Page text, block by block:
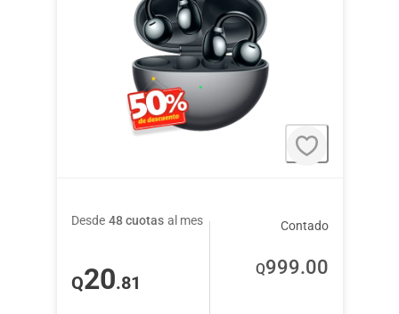
Desde 48 cuotas al mes
Q20.81
Contado
Q999.00